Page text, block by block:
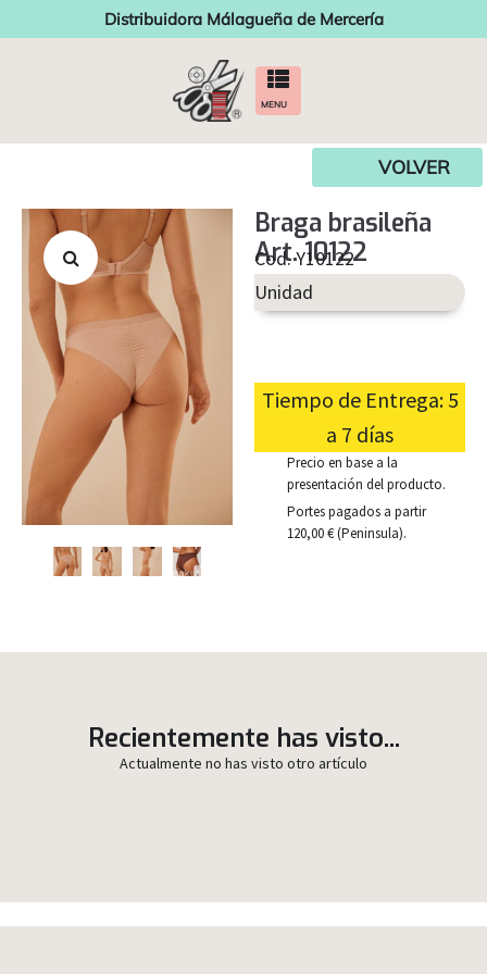
Distribuidora Málagueña de Mercería
MENU
VOLVER
Braga brasileña
Art. 10122
Cod. Y10122
Unidad
Tiempo de Entrega: 5
a 7 días
Precio en base a la
presentación del producto.
Portes pagados a partir
120,00 € (Peninsula).
Recientemente has visto...
Actualmente no has visto otro artículo